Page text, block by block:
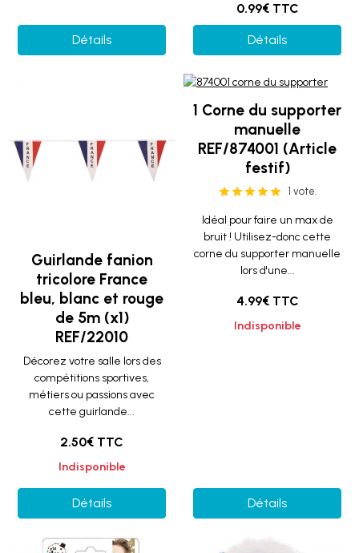
Détails
0.99€ TTC
Détails
Guirlande fanion
tricolore France
bleu, blanc et rouge
de 5m (x1)
REF/22010
Décorez votre salle lors des
compétitions sportives,
métiers ou passions avec
cette guirlande...
2.50€ TTC
Indisponible
Détails
1 Corne du supporter
manuelle
REF/874001 (Article
festif)
1 vote.
Idéal pour faire un max de
bruit ! Utilisez-donc cette
corne du supporter manuelle
lors d'une...
4.99€ TTC
Indisponible
Détails